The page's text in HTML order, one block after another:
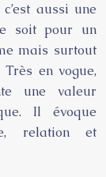
aussi une
soit pour un
mais surtout
en vogue,
une valeur
Il évoque
relation et